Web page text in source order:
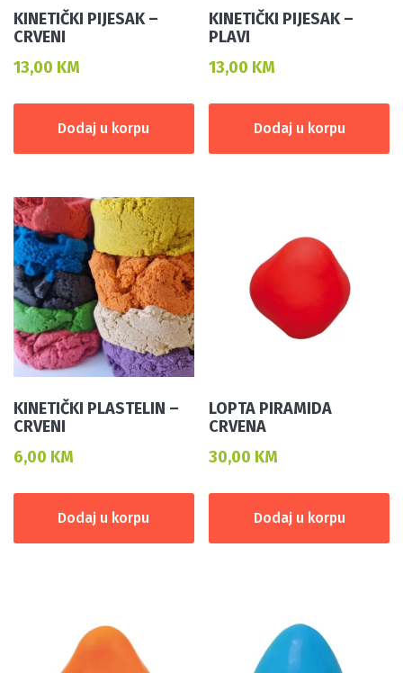
KINETIČKI PIJESAK –
CRVENI
13,00 KM
Dodaj u korpu
KINETIČKI PIJESAK –
PLAVI
13,00 KM
Dodaj u korpu
KINETIČKI PLASTELIN –
CRVENI
6,00 KM
Dodaj u korpu
LOPTA PIRAMIDA
CRVENA
30,00 KM
Dodaj u korpu